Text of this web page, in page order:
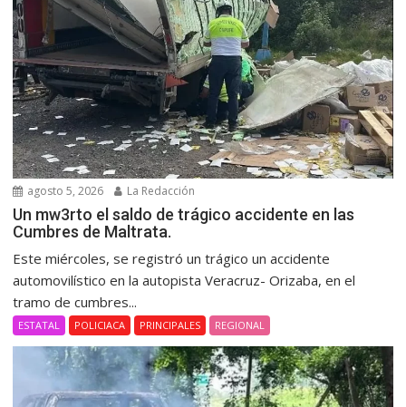
agosto 5, 2026 La Redacción
Un mw3rto el saldo de trágico accidente en las
Cumbres de Maltrata.
Este miércoles, se registró un trágico un accidente
automovilístico en la autopista Veracruz- Orizaba, en el
tramo de cumbres...
ESTATAL POLICIACA PRINCIPALES REGIONAL